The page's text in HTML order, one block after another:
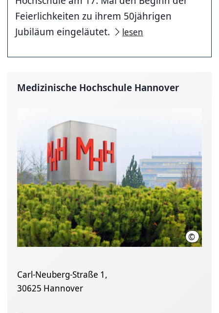
Feierlichkeiten zu ihrem 50jährigen
Jubiläum eingeläutet.
lesen
Medizinische Hochschule Hannover
© Karin
Carl-Neuberg-Straße 1,
30625 Hannover